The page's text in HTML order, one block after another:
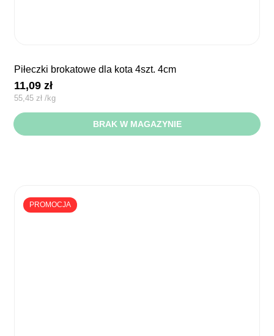
piłeczki brokatowe dla kota 4szt. 4cm
11,09zł
55,45zł /kg
BRAK W MAGAZYNIE
PROMOCJA